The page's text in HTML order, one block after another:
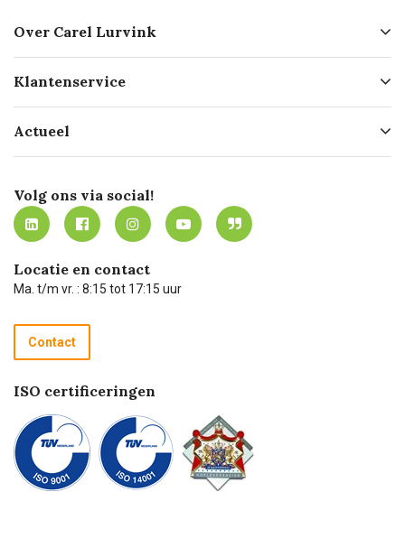
Over Carel Lurvink
Geschiedenis
Missie
Certificering
Werken bij Carel Lurvink
MVO
Klantenservice
Bezorgen
Mijn Carel Lurvink
Mijn Carel Lurvink instructievideo's
Carel Lurvink App
Hulp op afstand
Technische dienst
Recycle programma
Betalen
Actueel
Innovation LAB
Tevreden klanten
Carel Lurvink Blog
Carel de podcast
Volg ons via social!
Locatie en contact
Ma. t/m vr. : 8:15 tot 17:15 uur
Contact
ISO certificeringen